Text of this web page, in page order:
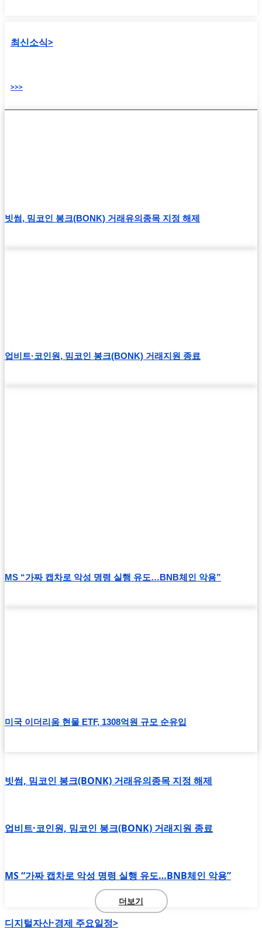
최신소식>
>>>
빗썸, 밈코인 봉크(BONK) 거래유의종목 지정 해제
업비트·코인원, 밈코인 봉크(BONK) 거래지원 종료
MS “가짜 캡차로 악성 명령 실행 유도…BNB체인 악용”
미국 이더리움 현물 ETF, 1308억원 규모 순유입
빗썸, 밈코인 봉크(BONK) 거래유의종목 지정 해제
업비트·코인원, 밈코인 봉크(BONK) 거래지원 종료
MS “가짜 캡차로 악성 명령 실행 유도…BNB체인 악용”
더보기
디지털자산·경제 주요일정>